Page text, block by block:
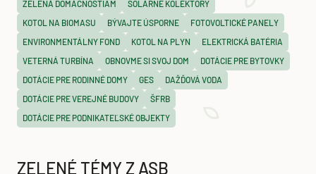
ZELENÁ DOMÁCNOSTIAM
SOLÁRNE KOLEKTORY
KOTOL NA BIOMASU
BÝVAJTE ÚSPORNE
FOTOVOLTICKÉ PANELY
ENVIRONMENTÁLNY FOND
KOTOL NA PLYN
ELEKTRICKÁ BATÉRIA
VETERNÁ TURBÍNA
OBNOVME SI SVOJ DOM
DOTÁCIE PRE BYTOVKY
DOTÁCIE PRE RODINNÉ DOMY
GES
DAŽĎOVÁ VODA
DOTÁCIE PRE VEREJNÉ BUDOVY
ŠFRB
DOTÁCIE PRE PODNIKATEĽSKÉ OBJEKTY
ZELENÉ TÉMY Z ASB